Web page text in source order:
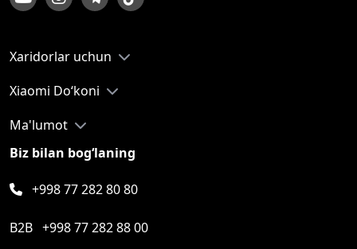
Xaridorlar uchun
Xiaomi Do‘koni
Ma'lumot
Biz bilan bog‘laning
+998 77 282 80 80
B2B +998 77 282 88 00